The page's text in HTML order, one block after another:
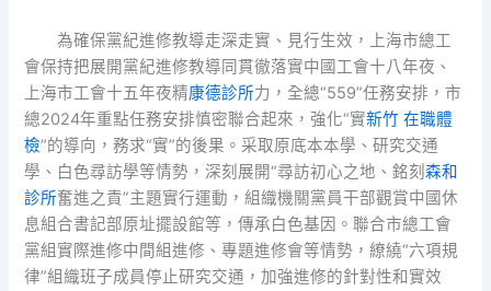
為確保黨紀進修教導走深走實、見行生效，上海市總工
會保持把展開黨紀進修教導同貫徹落實中國工會十八年夜、
上海市工會十五年夜精康德診所力，全總“559”任務安排，市
總2024年重點任務安排慎密聯合起來，強化“實新竹 在職體
檢”的導向，務求“實”的後果。采取原底本本學、研究交通
學、白色尋訪學等情勢，深刻展開“尋訪初心之地、銘刻森和
診所奮進之責”主題實行運動，組織機關黨員干部觀賞中國休
息組合書記部原址擺設館等，傳承白色基因。聯合市總工會
黨組實際進修中間組進修、專題進修會等情勢，繚繞“六項規
律”組織班子成員停止研究交通，加強進修的針對性和實效